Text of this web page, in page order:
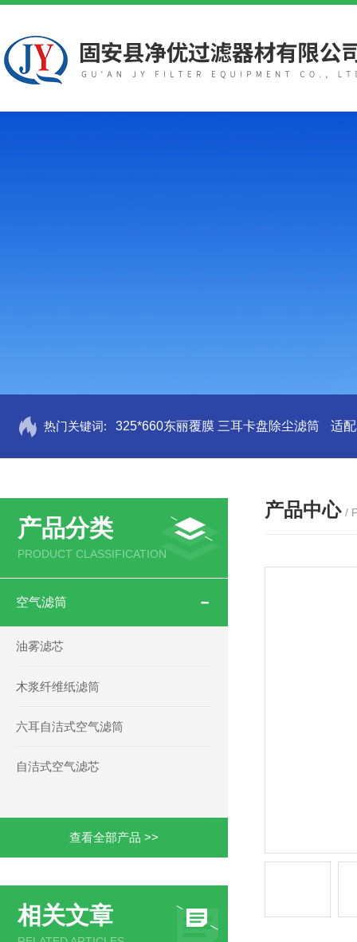
热门关键词: 325*660东丽覆膜 三耳卡盘除尘滤筒 适
产品分类
PRODUCT CLASSIFICATION
空气滤筒
油雾滤芯
木浆纤维纸滤筒
六耳自洁式空气滤筒
自洁式空气滤芯
查看全部产品 >>
相关文章
产品中心 /